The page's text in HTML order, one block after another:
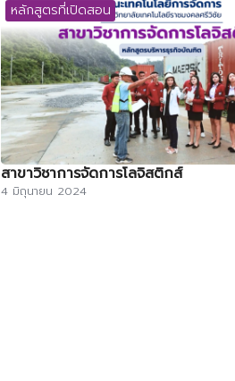
หลักสูตรที่เปิดสอน
สาขาวิชาการจัดการโลจิสติกส์
4 มิถุนายน 2024